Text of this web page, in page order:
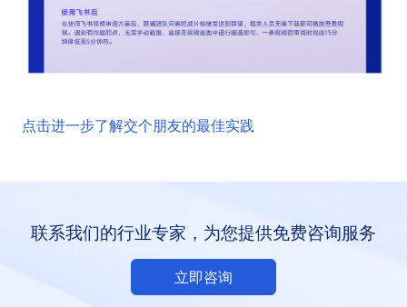
点击进一步了解交个朋友的最佳实践
联系我们的行业专家，为您提供免费咨询服务
立即咨询